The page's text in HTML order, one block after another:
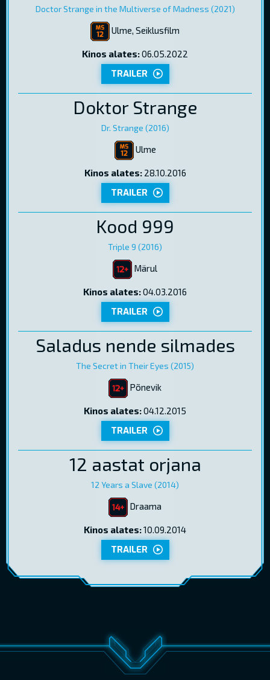
Doctor Strange in the Multiverse of Madness (2021)
Ulme, Seiklusfilm
Kinos alates:06.05.2022
TRAILER
Doktor Strange
Dr. Strange (2016)
Ulme
Kinos alates:28.10.2016
TRAILER
Kood 999
Triple 9 (2016)
Märul
Kinos alates:04.03.2016
TRAILER
Saladus nende silmades
The Secret in Their Eyes (2015)
Põnevik
Kinos alates:04.12.2015
TRAILER
12 aastat orjana
12 Years a Slave (2014)
Draama
Kinos alates:10.09.2014
TRAILER